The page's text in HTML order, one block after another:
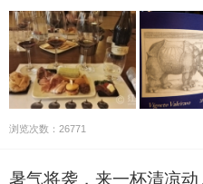
浏览次数：26771
暑气将袭，来一杯清凉